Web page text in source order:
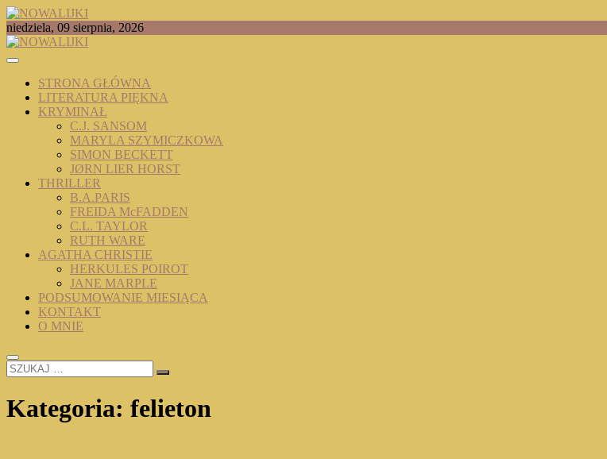
Skip
to
content
NOWALIJKI
TOMASZ RADOCHOŃSKI PISZE O KSIĄŻKACH
niedziela, 09 sierpnia, 2026
STRONA GŁÓWNA
LITERATURA PIĘKNA
KRYMINAŁ
C.J. SANSOM
MARYLA SZYMICZKOWA
SIMON BECKETT
JØRN LIER HORST
THRILLER
B.A.PARIS
FREIDA McFADDEN
C.L. TAYLOR
RUTH WARE
AGATHA CHRISTIE
HERKULES POIROT
JANE MARPLE
PODSUMOWANIE MIESIĄCA
KONTAKT
O MNIE
SZUKAJ
…
Kategoria: felieton